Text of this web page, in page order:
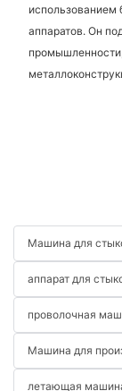
аппаратов. Он
промышленности,
Машина для
аппарат для
проволочная
Машина для
летающая